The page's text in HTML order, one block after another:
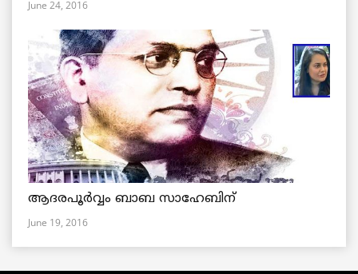
June 24, 2016
ആദരപൂര്‍വ്വം ബാബ സാഹേബിന്
June 19, 2016